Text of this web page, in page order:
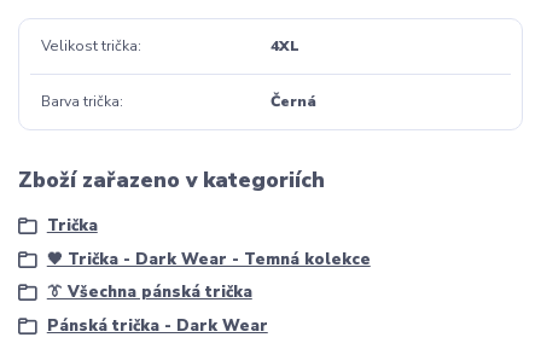
Velikost trička 4XL
Barva trička Černá
Zboží zařazeno v kategoriích
Trička
🖤 Trička - Dark Wear - Temná kolekce
👔 Všechna pánská trička
Pánská trička - Dark Wear